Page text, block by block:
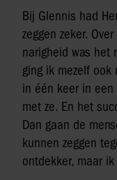
Bij Glennis had
zeggen zeker.
narigheid was het
ging ik mezelf ook
in één keer in
met ze. En het
Dan gaan de
kunnen zeggen
ontdekker, maar